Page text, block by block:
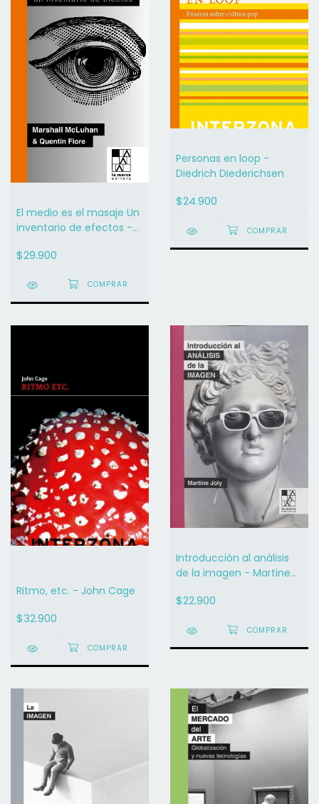
El medio es el masaje Un
inventario de efectos -
$29.900
Personas en loop -
Diedrich Diederichsen
$24.900
Ritmo, etc. - John Cage
$32.900
Introducción al análisis
de la imagen - Martine
$22.900